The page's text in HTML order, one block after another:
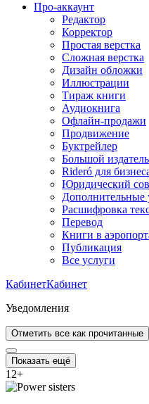
Про-аккаунт
Редактор
Корректор
Простая верстка
Сложная верстка
Дизайн обложки
Иллюстрации
Тираж книги
Аудиокнига
Офлайн-продажи
Продвижение
Буктрейлер
Большой
Rideró для
Юридический
Дополнительные
Расшифровка
Перевод
Книги в
Публикация
Все услуги
КабинетКабинет
Уведомления
Отметить все как прочитанные
Показать ещё
12+